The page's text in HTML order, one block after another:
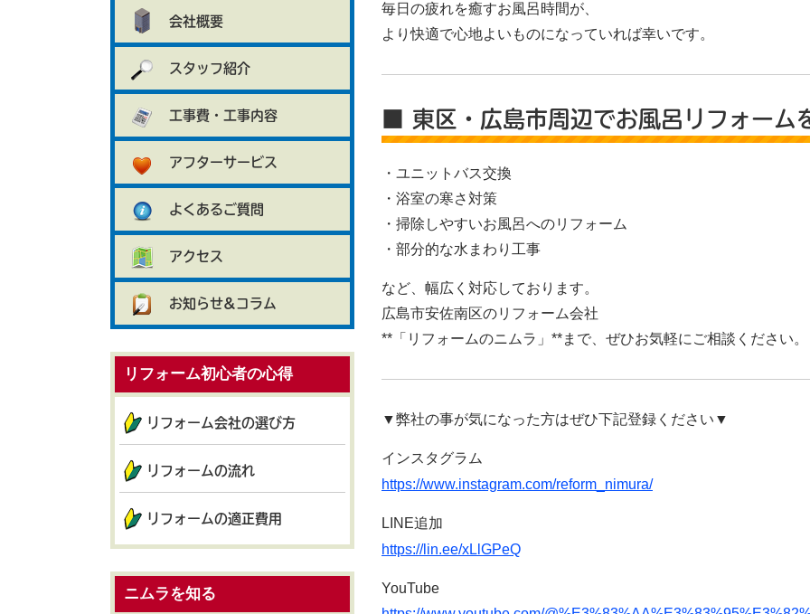
毎日の疲れを癒すお風呂時間が、
より快適で心地よいものになっていれば幸いです。
■ 東区・広島市周辺でお風呂リフォーム
・ユニットバス交換
・浴室の寒さ対策
・掃除しやすいお風呂へのリフォーム
・部分的な水まわり工事
など、幅広く対応しております。
広島市安佐南区のリフォーム会社
**「リフォームのニムラ」**まで、ぜひお気軽にご相談ください。
▼弊社の事が気になった方はぜひ下記登録ください▼
インスタグラム
https://www.instagram.com/reform_nimura/
LINE追加
https://lin.ee/xLlGPeQ
YouTube
会社概要
スタッフ紹介
工事費・工事内容
アフターサービス
よくあるご質問
アクセス
お知らせ&コラム
リフォーム初心者の心得
リフォーム会社の選び方
リフォームの流れ
リフォームの適正費用
ニムラを知る